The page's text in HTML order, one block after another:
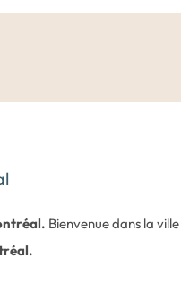
Bienvenue dans la